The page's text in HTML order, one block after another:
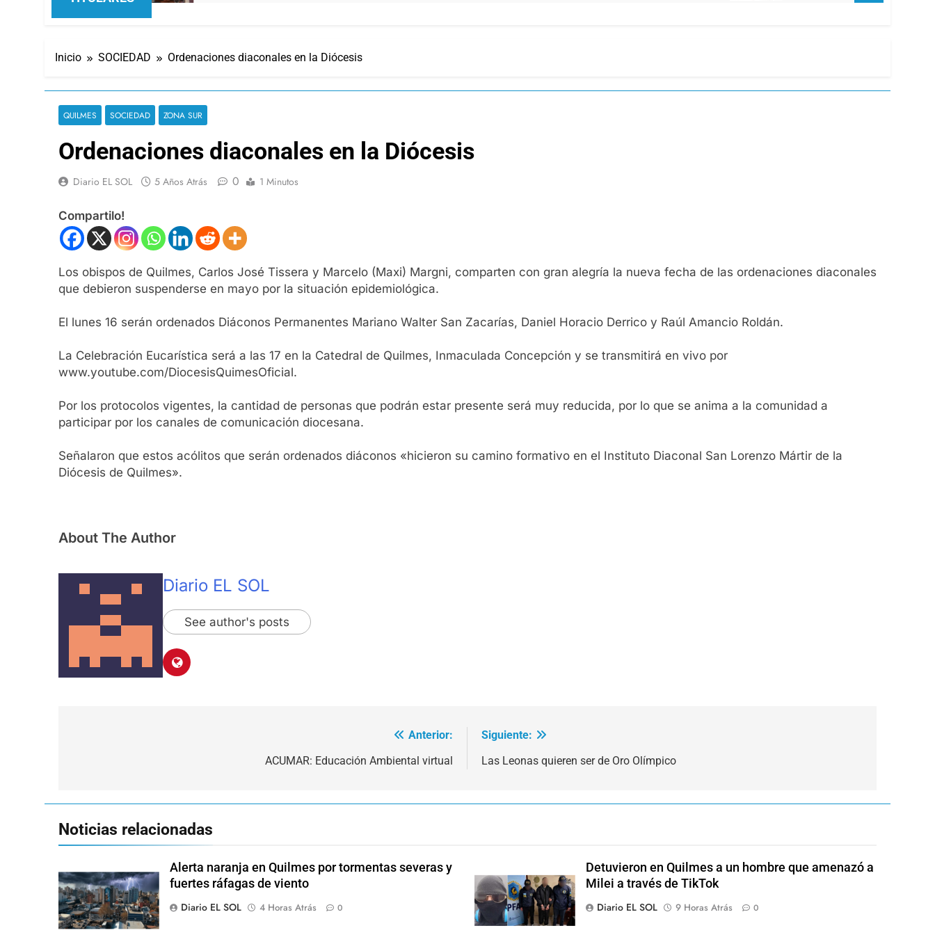
Inicio SOCIEDAD Ordenaciones diaconales en la Diócesis
QUILMES SOCIEDAD ZONA SUR
Ordenaciones diaconales en la Diócesis
Diario EL SOL 5 Años Atrás 0 1 Minutos
Compartilo!
Los obispos de Quilmes, Carlos José Tissera y Marcelo (Maxi) Margni, comparten con gran alegría la nueva fecha de las ordenaciones diaconales
que debieron suspenderse en mayo por la situación epidemiológica.
El lunes 16 serán ordenados Diáconos Permanentes Mariano Walter San Zacarías, Daniel Horacio Derrico y Raúl Amancio Roldán.
La Celebración Eucarística será a las 17 en la Catedral de Quilmes, Inmaculada Concepción y se transmitirá en vivo por
www.youtube.com/DiocesisQuimesOficial.
Por los protocolos vigentes, la cantidad de personas que podrán estar presente será muy reducida, por lo que se anima a la comunidad a
participar por los canales de comunicación diocesana.
Señalaron que estos acólitos que serán ordenados diáconos «hicieron su camino formativo en el Instituto Diaconal San Lorenzo Mártir de la
Diócesis de Quilmes».
About The Author
Diario EL SOL
See author's posts
Anterior:
ACUMAR: Educación Ambiental virtual
Siguiente:
Las Leonas quieren ser de Oro Olímpico
Noticias relacionadas
Alerta naranja en Quilmes por tormentas severas y
fuertes ráfagas de viento
Diario EL SOL
4 Horas Atrás 0
Detuvieron en Quilmes a un hombre que amenazó a
Milei a través de TikTok
Diario EL SOL
9 Horas Atrás 0